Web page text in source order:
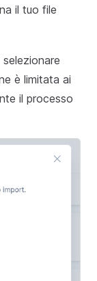
il tuo file
è limitata ai
il processo